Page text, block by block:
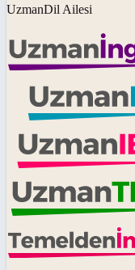
UzmanDil Ailesi